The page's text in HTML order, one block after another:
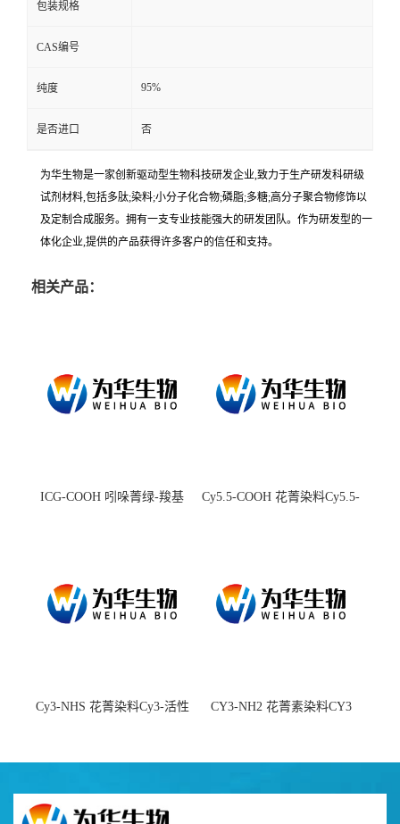
包装规格
CAS编号
纯度 95%
是否进口 否
为华生物是一家创新驱动型生物科技研发企业,致力于生产研发科研级
试剂材料,包括多肽;染料;小分子化合物;磷脂;多糖;高分子聚合物修饰以
及定制合成服务。拥有一支专业技能强大的研发团队。作为研发型的一
体化企业,提供的产品获得许多客户的信任和支持。
相关产品：
ICG-COOH 吲哚菁绿-羧基
Cy5.5-COOH 花菁染料Cy5.5-
Cy3-NHS 花菁染料Cy3-活性
CY3-NH2 花菁素染料CY3